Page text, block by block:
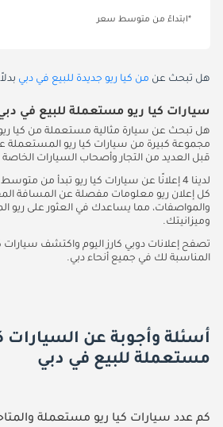
*ابتداءً من متوسط سعر
هل تبحث عن من كيا ريو جديدة للبيع في دبي
سيارات كيا ريو مستعملة للبيع في
هل تبحث عن سيارة مثالية مستعملة من كيا ريو
مجموعة كبيرة من سيارات كيا ريو المستعملة
قبل العديد من التجار وأصحاب السيارات الخاصة
لدينا 4 إعلانًا عن سيارات كيا ريو تبدأ من متوسط سعر
كل إعلان ريو معلومات مفصلة عن المسافة
والمواصفات، مما يساعدك في العثور على ريو
وميزانيتك.
تصفح إعلانات دوبي كارز اليوم واكتشف سيارات
المناسبة لك في جميع أنحاء دبي.
أسئلة وأجوبة عن السيارات
مستعملة للبيع في دبي
كم عدد سيارات كيا ريو مستعملة